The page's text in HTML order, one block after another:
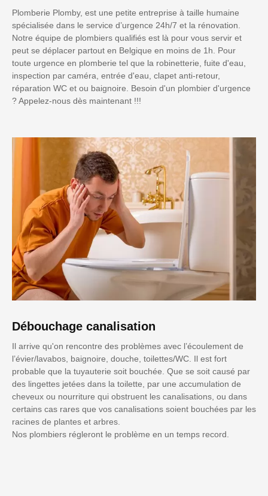
Plomberie Plomby, est une petite entreprise à taille humaine
spécialisée dans le service d’urgence 24h/7 et la rénovation.
Notre équipe de plombiers qualifiés est là pour vous servir et
peut se déplacer partout en Belgique en moins de 1h. Pour
toute urgence en plomberie tel que la robinetterie, fuite d'eau,
inspection par caméra, entrée d'eau, clapet anti-retour,
réparation WC et ou baignoire. Besoin d'un plombier d'urgence
? Appelez-nous dès maintenant !!!
Débouchage canalisation
Il arrive qu'on rencontre des problèmes avec l’écoulement de
l’évier/lavabos, baignoire, douche, toilettes/WC. Il est fort
probable que la tuyauterie soit bouchée. Que se soit causé par
des lingettes jetées dans la toilette, par une accumulation de
cheveux ou nourriture qui obstruent les canalisations, ou dans
certains cas rares que vos canalisations soient bouchées par les
racines de plantes et arbres.
Nos plombiers régleront le problème en un temps record.